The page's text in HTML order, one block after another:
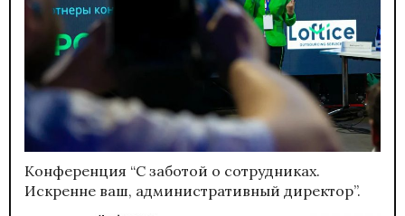
Конференция “С заботой о сотрудниках.
Искренне ваш, административный директор”.